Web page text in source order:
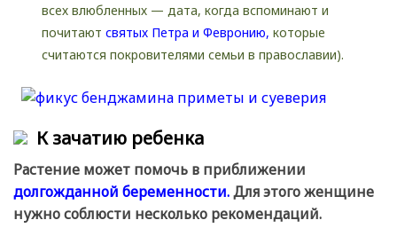
всех влюбленных — дата, когда вспоминают и
почитают святых Петра и Февронию, которые
считаются покровителями семьи в православии).
К зачатию ребенка
Растение может помочь в приближении
долгожданной беременности.Для этого женщине
нужно соблюсти несколько рекомендаций.